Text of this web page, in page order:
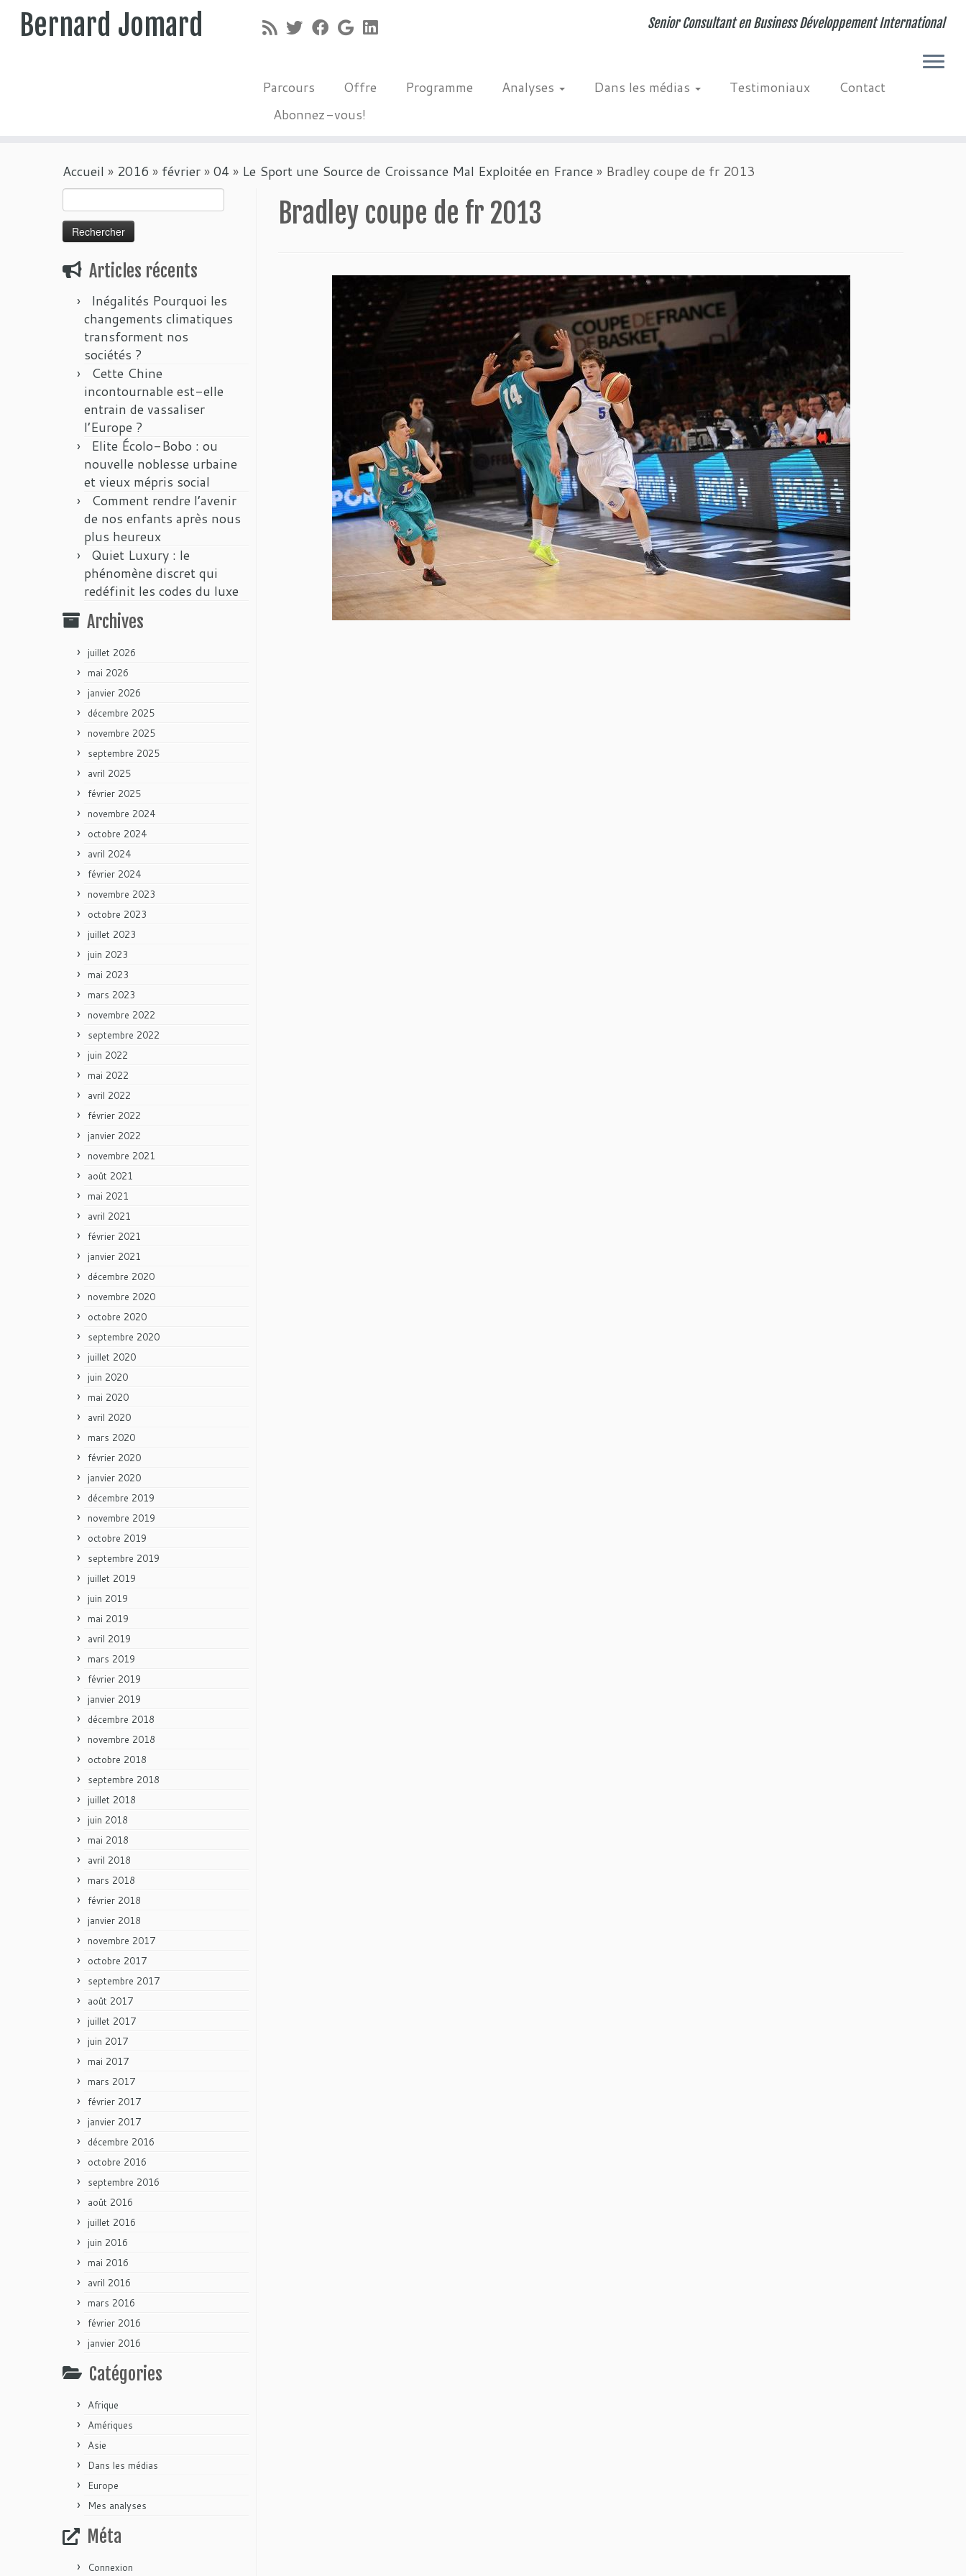
Bernard Jomard Senior Consultant en Business Développement International
Parcours Offre Programme Analyses Dans les médias Testimoniaux
Contact
Abonnez-vous!
Accueil » 2016 » février»04 » Le Sport une Source de Croissance Mal Exploitée en France » Bradley coupe de fr 2013
Articles récents
Inégalités Pourquoi les
changements climatiques
transforment nos
sociétés ?
Cette Chine
incontournable est-elle
entrain de vassaliser
l’Europe ?
Elite Écolo-Bobo : ou
nouvelle noblesse urbaine
et vieux mépris social
Comment rendre l’avenir
de nos enfants après nous
plus heureux
Quiet Luxury : le
phénomène discret qui
redéfinit les codes du luxe
Archives
juillet 2026
mai 2026
janvier 2026
décembre 2025
novembre 2025
septembre 2025
avril 2025
février 2025
novembre 2024
octobre 2024
avril 2024
février 2024
novembre 2023
octobre 2023
juillet 2023
juin 2023
mai 2023
mars 2023
novembre 2022
septembre 2022
juin 2022
mai 2022
avril 2022
février 2022
janvier 2022
novembre 2021
août 2021
mai 2021
avril 2021
février 2021
janvier 2021
décembre 2020
novembre 2020
octobre 2020
septembre 2020
juillet 2020
juin 2020
mai 2020
avril 2020
mars 2020
février 2020
janvier 2020
décembre 2019
novembre 2019
octobre 2019
septembre 2019
juillet 2019
juin 2019
mai 2019
avril 2019
mars 2019
février 2019
janvier 2019
décembre 2018
novembre 2018
octobre 2018
septembre 2018
juillet 2018
juin 2018
mai 2018
avril 2018
mars 2018
février 2018
janvier 2018
novembre 2017
octobre 2017
septembre 2017
août 2017
juillet 2017
juin 2017
mai 2017
mars 2017
février 2017
janvier 2017
décembre 2016
octobre 2016
septembre 2016
août 2016
juillet 2016
juin 2016
mai 2016
avril 2016
mars 2016
février 2016
janvier 2016
Catégories
Afrique
Amériques
Asie
Dans les médias
Europe
Mes analyses
Méta
Connexion
Bradley coupe de fr 2013